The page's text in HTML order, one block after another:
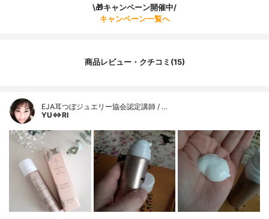
\🎁キャンペーン開催中/
キャンペーン一覧へ
商品レビュー・クチコミ(15)
EJA耳つぼジュエリー協会認定講師 / …
YU⇔RI